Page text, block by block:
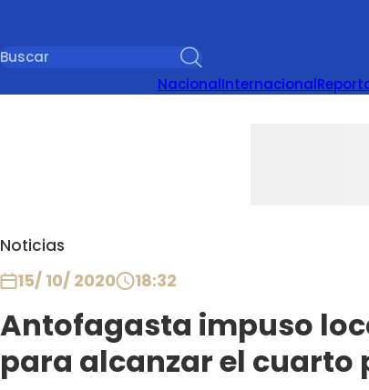
NacionalInternacional
Noticias
15/ 10/ 2020 18:32
Antofagasta impuso
para alcanzar el cuarto